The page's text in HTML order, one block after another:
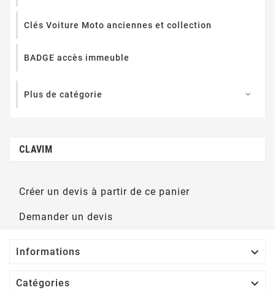
Clés Voiture Moto anciennes et collection
BADGE accès immeuble
Plus de catégorie 
CLAVIM
Créer un devis à partir de ce panier
Demander un devis
Informations 
Catégories 